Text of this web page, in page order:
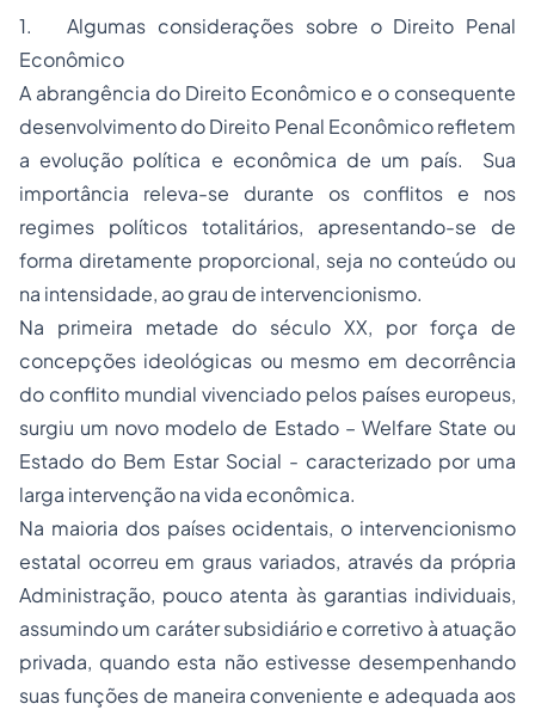
1. Algumas considerações sobre o Direito Penal
Econômico
A abrangência do Direito Econômico e o consequente
desenvolvimento do Direito Penal Econômico refletem
a evolução política e econômica de um país. Sua
importância releva-se durante os conflitos e nos
regimes políticos totalitários, apresentando-se de
forma diretamente proporcional, seja no conteúdo ou
na intensidade, ao grau de intervencionismo.
Na primeira metade do século XX, por força de
concepções ideológicas ou mesmo em decorrência
do conflito mundial vivenciado pelos países europeus,
surgiu um novo modelo de Estado – Welfare State ou
Estado do Bem Estar Social - caracterizado por uma
larga intervenção na vida econômica.
Na maioria dos países ocidentais, o intervencionismo
estatal ocorreu em graus variados, através da própria
Administração, pouco atenta às garantias individuais,
assumindo um caráter subsidiário e corretivo à atuação
privada, quando esta não estivesse desempenhando
suas funções de maneira conveniente e adequada aos